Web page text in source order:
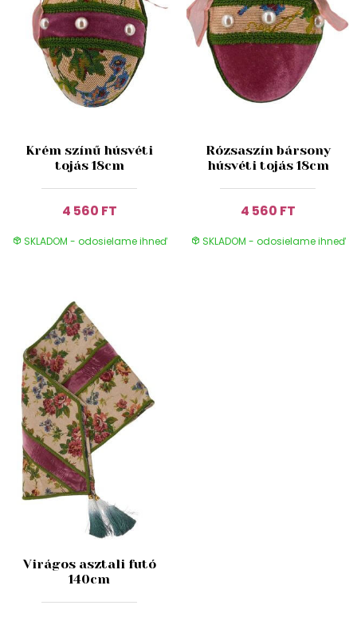
Krém színű húsvéti
tojás 18cm
4 560 FT
SKLADOM - odosielame ihneď
Rózsaszín bársony
húsvéti tojás 18cm
4 560 FT
SKLADOM - odosielame ihneď
Virágos asztali futó
140cm